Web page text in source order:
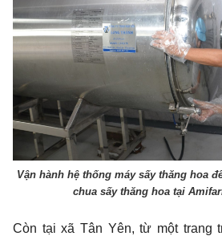
Vận hành hệ thống máy sấy thăng hoa
chua sấy thăng hoa tại
Còn tại xã Tân Yên, từ một trang